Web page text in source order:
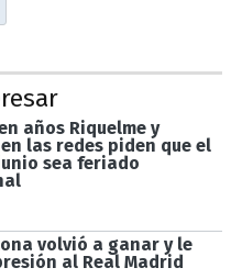
años Riquelme y
en las redes piden que el
sea feriado
volvió a ganar y le
al Real Madrid